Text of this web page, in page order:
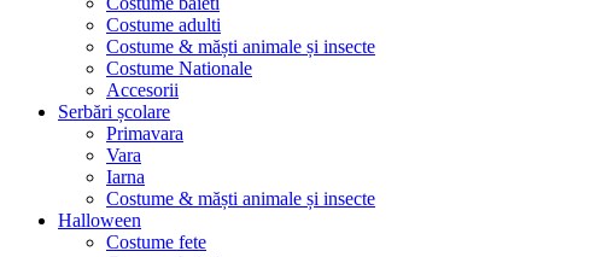
Costume adulti
Costume & măști animale și insecte
Costume Nationale
Accesorii
Serbări școlare
Primavara
Vara
Iarna
Costume & măști animale și insecte
Halloween
Costume fete